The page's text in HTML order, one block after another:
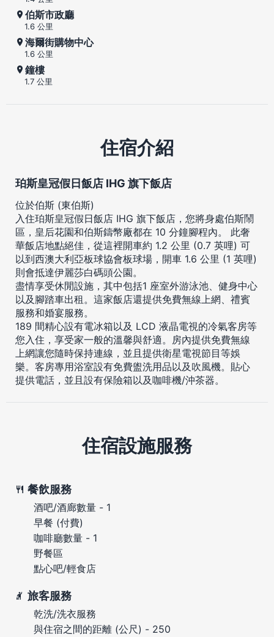
伯斯市政廳
1.6 公里
海爾街購物中心
1.6 公里
鐘樓
1.7 公里
住宿介紹
珀斯皇冠假日飯店 IHG 旗下飯店
位於伯斯 (東伯斯)
入住珀斯皇冠假日飯店 IHG 旗下飯店，您將身處伯斯鬧
區，皇后花園和伯斯鑄幣廠都在 10 分鐘腳程內。 此奢
華飯店地點絕佳，從這裡開車約 1.2 公里 (0.7 英哩) 可
以到西澳大利亞板球協會板球場，開車 1.6 公里 (1 英哩)
則會抵達伊麗莎白碼頭公園。
盡情享受休閒設施，其中包括1 座室外游泳池、健身中心
以及腳踏車出租。這家飯店還提供免費無線上網、禮賓
服務和婚宴服務。
189 間精心設有電冰箱以及 LCD 液晶電視的冷氣客房等
您入住，享受家一般的溫馨與舒適。房內提供免費無線
上網讓您隨時保持連線，並且提供衛星電視節目等娛
樂。客房專用浴室設有免費盥洗用品以及吹風機。貼心
提供電話，並且設有保險箱以及咖啡機/沖茶器。
住宿設施服務
餐飲服務
酒吧/酒廊數量 - 1
早餐 (付費)
咖啡廳數量 - 1
野餐區
點心吧/輕食店
旅客服務
乾洗/洗衣服務
與住宿之間的距離 (公尺) - 250